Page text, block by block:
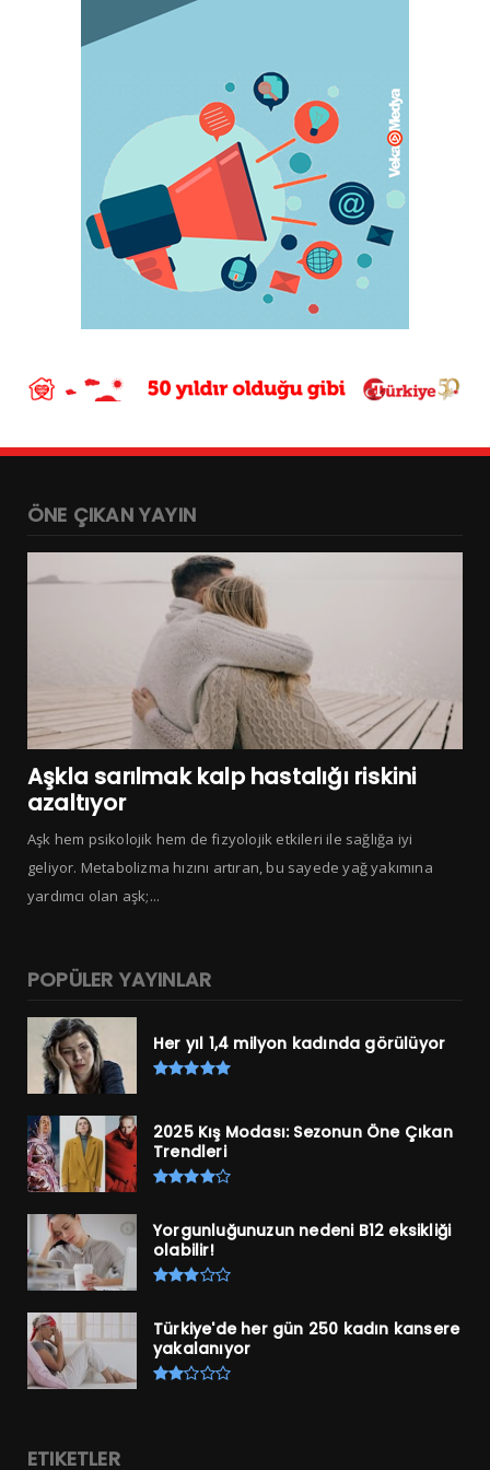
ÖNE ÇIKAN YAYIN
Aşkla sarılmak kalp hastalığı riskini
azaltıyor
Aşk hem psikolojik hem de fizyolojik etkileri ile sağlığa iyi
geliyor. Metabolizma hızını artıran, bu sayede yağ yakımına
yardımcı olan aşk;...
POPÜLER YAYINLAR
Her yıl 1,4 milyon kadında görülüyor
2025 Kış Modası: Sezonun Öne Çıkan
Trendleri
Yorgunluğunuzun nedeni B12 eksikliği
olabilir!
Türkiye'de her gün 250 kadın kansere
yakalanıyor
ETIKETLER